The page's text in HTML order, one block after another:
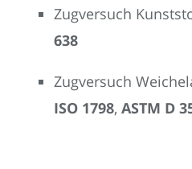
Zugversuch
638
Zugversuch
ISO 1798, ASTM D